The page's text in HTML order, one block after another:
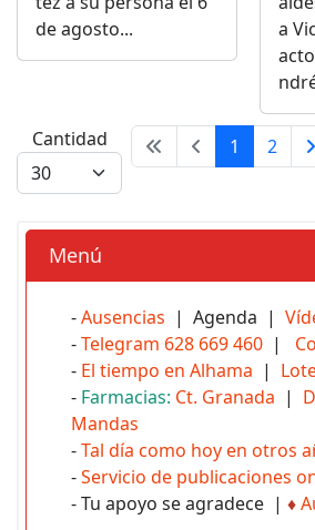
de agosto...
a
Cantidad 1 2
Menú
-Ausencias | Agenda |
-Telegram 628 669 460 |
- El tiempo en Alhama |
- Farmacias: Ct. Granada |
Mandas
-Tal día como hoy en otros
-Servicio de publicaciones
- Tu apoyo se agradece | ♦